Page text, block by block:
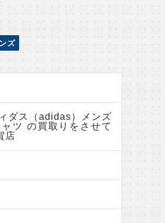
ズ
ダス（adidas）メンズ
ツ の買取りをさせて
店